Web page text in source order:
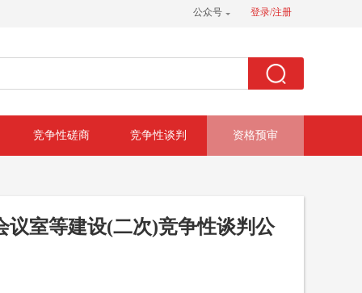
公众号 登录/注册
竞争性磋商 竞争性谈判 资格预审
室等建设(二次)竞争性谈判公